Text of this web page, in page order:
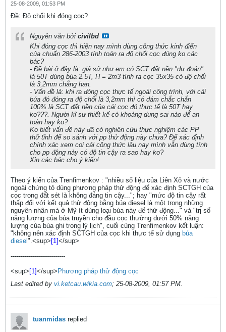
25-08-2009, 01:53 PM
Ðề: Độ chối khi đóng cọc?
Nguyên văn bởi civilbd
Khi đóng cọc thì hiện nay mình dùng công thức kinh điển
của chuẩn 286-2003 tính toán ra độ chối cọc đúng ko các
bác?
- Đề bài ở đây là: giả sử như em có SCT đất nền "dự đoán"
là 50T dùng búa 2.5T, H = 2m3 tính ra cọc 35x35 có độ chối
là 3,2mm chẳng han.
- Vấn đề là: khi ra đóng cọc thực tế ngoài công trình, với cái
búa đó đóng ra độ chối là 3,2mm thì có dám chắc chắn
100% là SCT đất nền của cái cọc đó thực tế là 50T hay
ko???. Người kĩ sư thiết kế có khoảng dung sai nào để an
toàn hay ko?
Ko biết vấn đề này đã có nghiên cứu thực nghiệm các PP
thữ tĩnh để so sánh với pp thử động này chưa? Để xác định
chính xác xem coi cái công thức lâu nay mình vẫn dùng tính
cho pp động này có độ tin cậy ra sao hay ko?
Xin các bác cho ý kiến!
Theo ý kiến của Trenfimenkov : "nhiều số liệu của Liên Xô và nước
ngoài chứng tỏ dùng phương pháp thử động để xác định SCTGH của
cọc trong đất sét là không đáng tin cậy..."; hay "mức độ tin cậy rất
thấp đối với kết quả thử động bằng búa diesel là một trong những
nguyên nhân mà ở Mỹ ít dùng loại búa này để thử động..." và "trị số
năng lượng của búa truyền cho đầu cọc thường dưới 50% năng
lượng của búa ghi trong lý lịch", cuối cùng Trenfimenkov kết luận:
"không nên xác định SCTGH của cọc khi thực tế sử dụng búa
diesel ".<sup> [1]</sup>
---------------------------
<sup> [1]</sup> Phương pháp thử động cọc
Last edited by vi.ketcau.wikia.com; 25-08-2009, 01:57 PM.
tuanmidas replied